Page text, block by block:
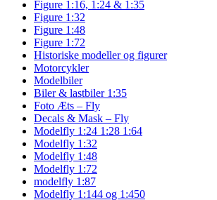
Figure 1:16, 1:24 & 1:35
Figure 1:32
Figure 1:48
Figure 1:72
Historiske modeller og figurer
Motorcykler
Modelbiler
Biler & lastbiler 1:35
Foto Æts – Fly
Decals & Mask – Fly
Modelfly 1:24 1:28 1:64
Modelfly 1:32
Modelfly 1:48
Modelfly 1:72
modelfly 1:87
Modelfly 1:144 og 1:450